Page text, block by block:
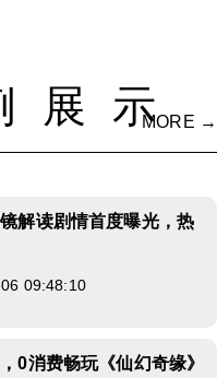
展示
MORE →
解读剧情首度曝光，热
09:48:10
0消费畅玩《仙幻奇缘》